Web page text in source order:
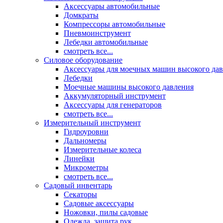
Аксессуары автомобильные
Домкраты
Компрессоры автомобильные
Пневмоинструмент
Лебедки автомобильные
смотреть все...
Силовое оборудование
Аксессуары для моечных машин высокого
Лебедки
Моечные машины высокого давления
Аккумуляторный инструмент
Аксессуары для генераторов
смотреть все...
Измерительный инструмент
Гидроуровни
Дальномеры
Измерительные колеса
Линейки
Микрометры
смотреть все...
Садовый инвентарь
Секаторы
Садовые аксессуары
Ножовки, пилы садовые
Одежда, защита рук